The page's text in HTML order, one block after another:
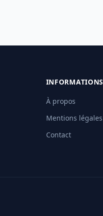
INFORMATIONS
À propos
Mentions légales
Contact